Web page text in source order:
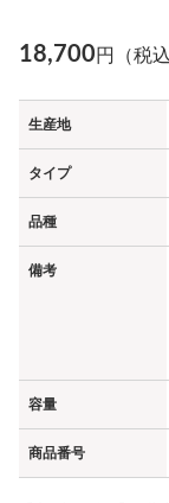
18,700円（税込
生産地
タイプ
品種
備考
容量
商品番号